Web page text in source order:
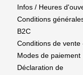
Infos / Heures
Conditions
B2C
Conditions de vente
Modes de paiement
Déclaration de